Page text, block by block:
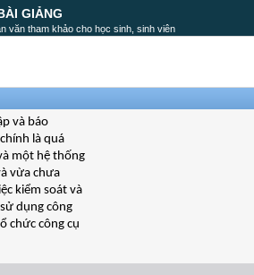
GIẢNG
văn tham khảo cho học sinh, sinh viên
và báo
là quá
một hệ thống
vừa chưa
kiểm soát và
dụng công
chức công cụ